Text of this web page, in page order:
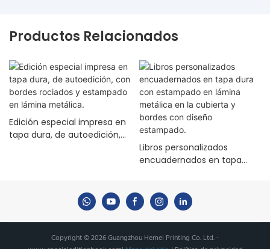
Productos Relacionados
Edición especial impresa en
tapa dura, de autoedición,
Libros personalizados
encuadernados en tapa
cubierta y bordes con
diseño estampado.
Copyright © 2026 Guangzhou Hemei Printing Co. Ltd. -